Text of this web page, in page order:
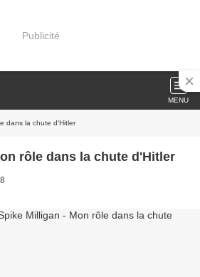
Publicité
MENU
dans la chute d'Hitler
rôle dans la chute d'Hitler